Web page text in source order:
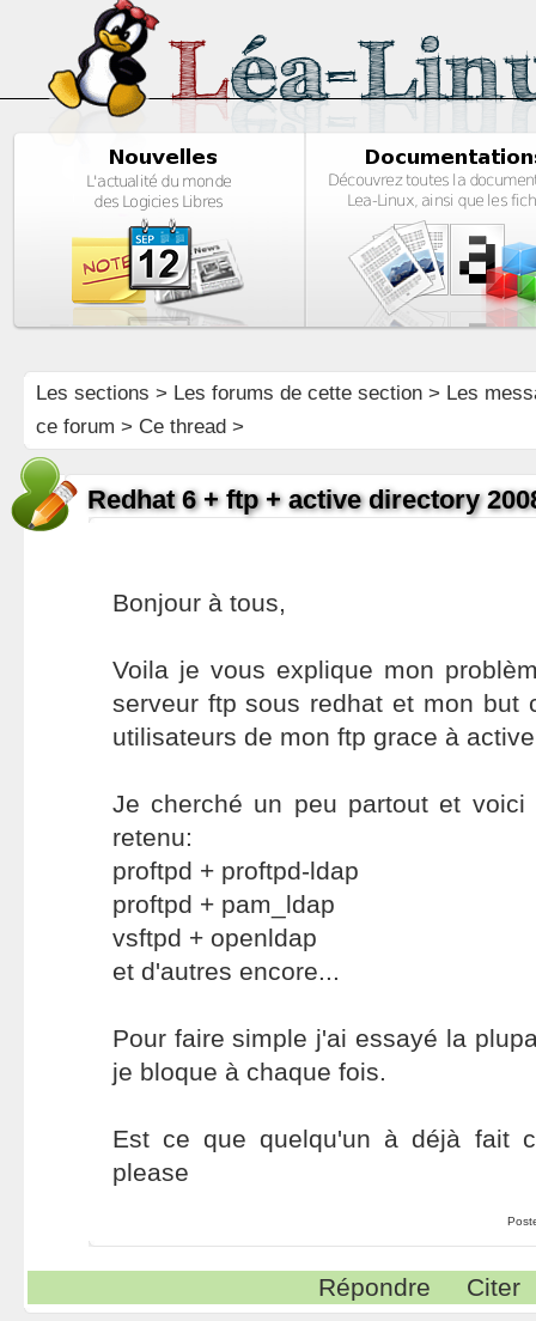
Les sections > Les forums de cette section> Les
ce forum > Ce thread >
Redhat 6 + ftp + active directory
Bonjour à tous,
Voila je vous explique mon
serveur ftp sous redhat et mon but
utilisateurs de mon ftp grace à
Je cherché un peu partout et
retenu:
proftpd + proftpd-ldap
proftpd + pam_ldap
vsftpd + openldap
et d'autres encore...
Pour faire simple j'ai essayé la
je bloque à chaque fois.
Est ce que quelqu'un à déjà fait
please
Répondre Citer